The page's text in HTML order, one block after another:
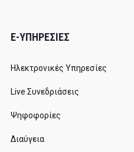
E-ΥΠΗΡΕΣΙΕΣ
Ηλεκτρονικές Υπηρεσίες
Live Συνεδριάσεις
Ψηφοφορίες
Διαύγεια